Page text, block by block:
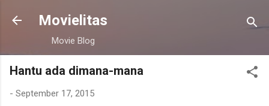
Skip to main content
Movielitas
Movie Blog
Hantu ada dimana-mana
- September 17, 2015